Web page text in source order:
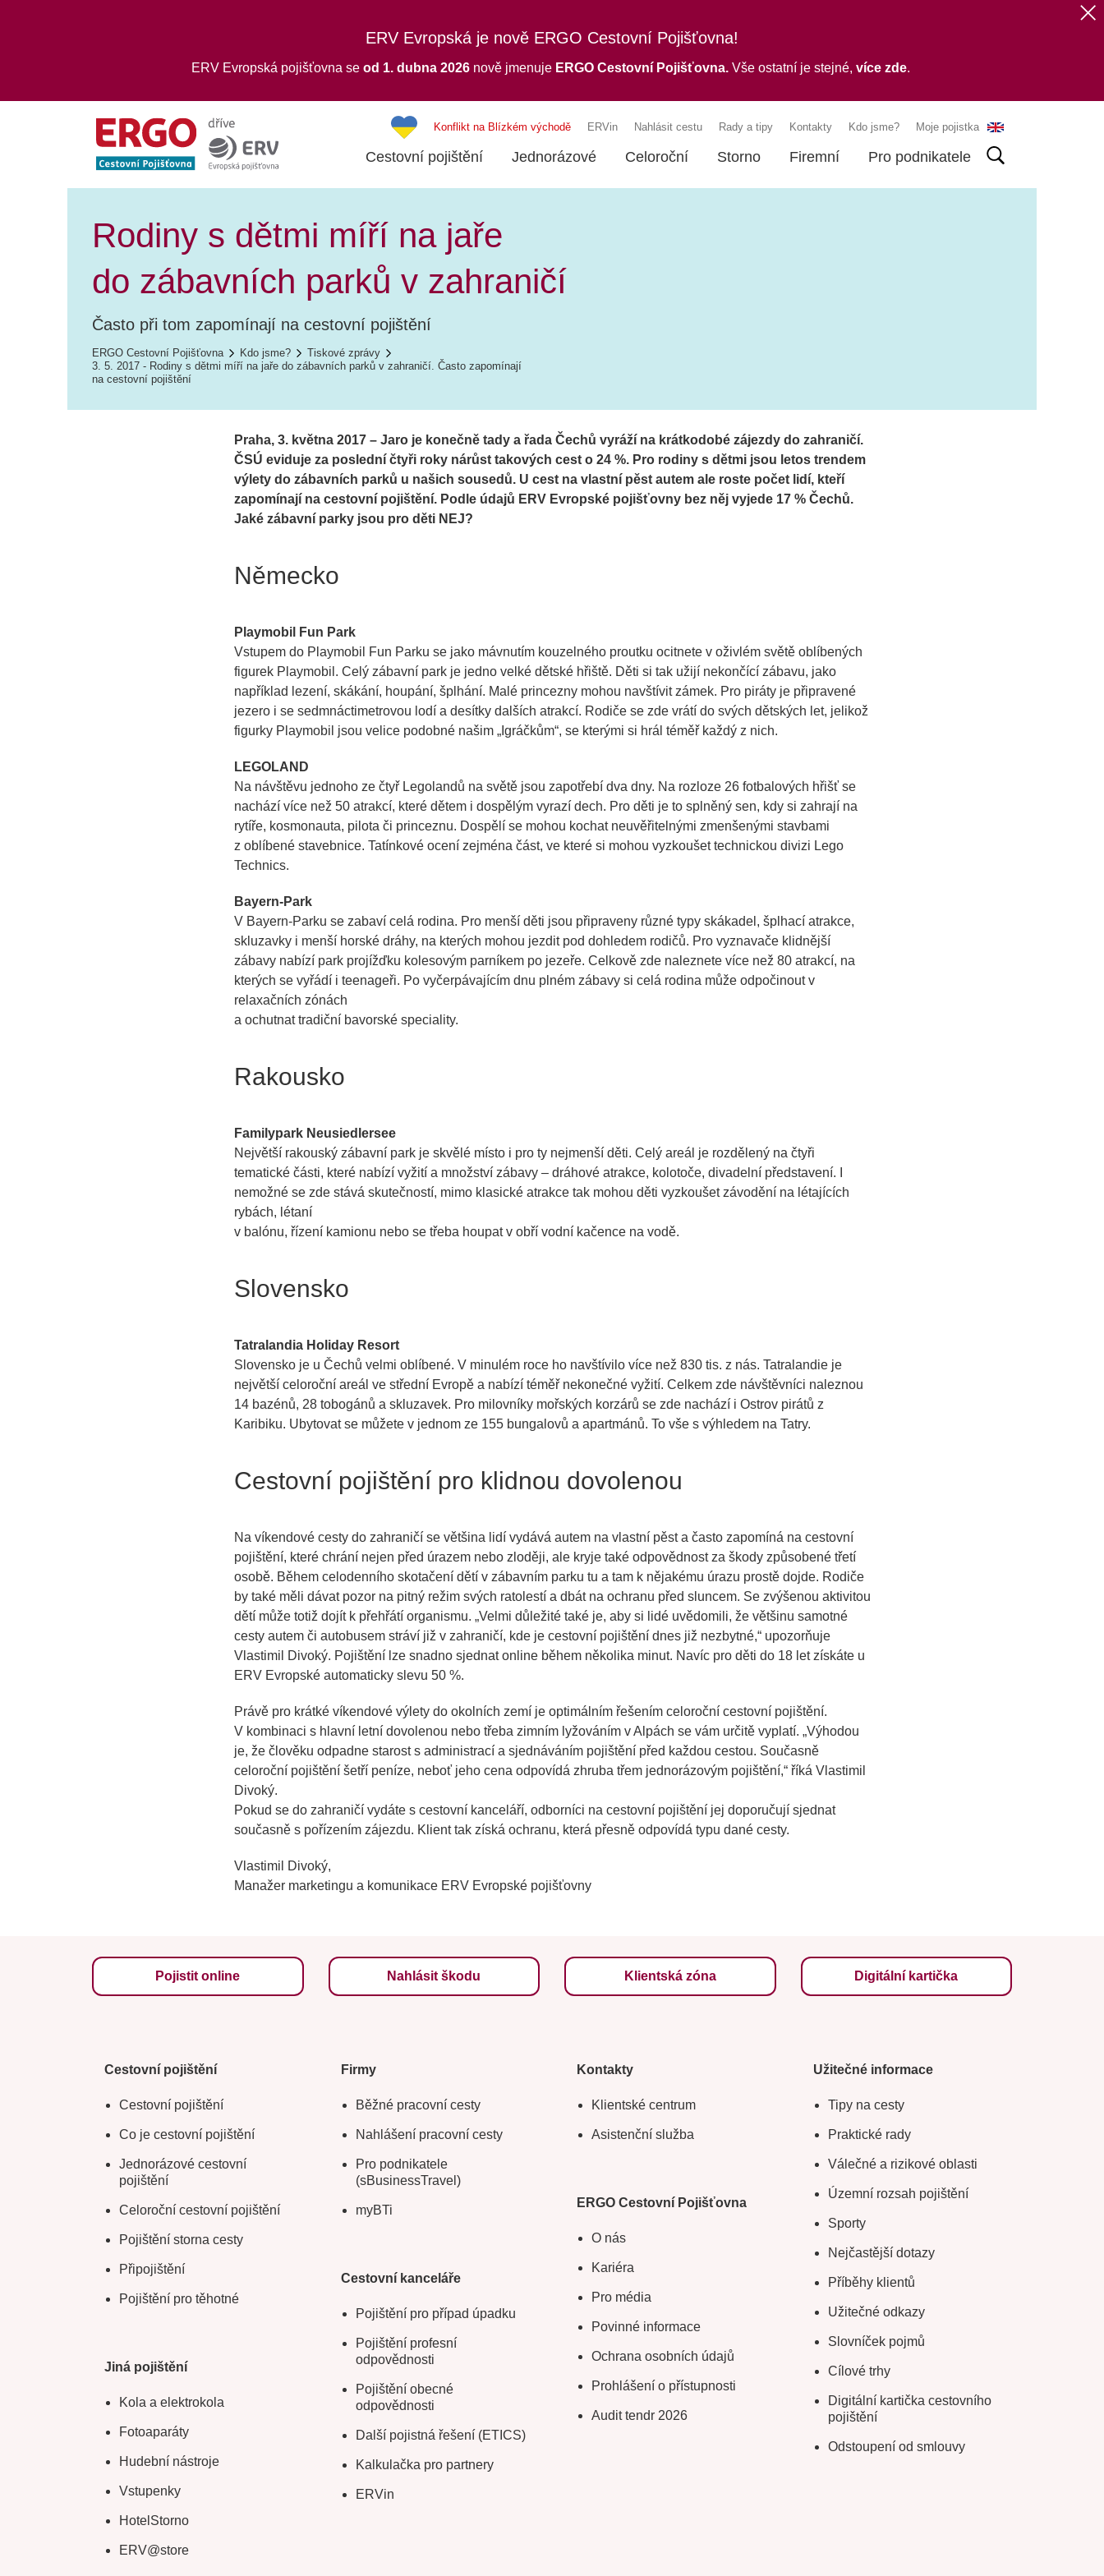
ERV Evropská je nově ERGO Cestovní Pojišťovna!
ERV Evropská pojišťovna se od 1. dubna 2026 nově jmenuje ERGO Cestovní Pojišťovna.Vše ostatní je stejné, více zde.
Konflikt na Blízkém východě ERVin Nahlásit cestu Rady a tipy Kontakty Kdo jsme? Moje pojistka
Cestovní pojištění Jednorázové Celoroční Storno Firemní Pro podnikatele
Rodiny s dětmi míří na jaře
do zábavních parků v zahraničí
Často při tom zapomínají na cestovní pojištění
ERGO Cestovní Pojišťovna Kdo jsme?
Tiskové zprávy
3. 5. 2017 - Rodiny s dětmi míří na jaře do zábavních parků v zahraničí. Často zapomínají
na cestovní pojištění
Praha, 3. května 2017 – Jaro je konečně tady a řada Čechů vyráží na krátkodobé zájezdy do zahraničí.
ČSÚ eviduje za poslední čtyři roky nárůst takových cest o 24 %. Pro rodiny s dětmi jsou letos trendem
výlety do zábavních parků u našich sousedů. U cest na vlastní pěst autem ale roste počet lidí, kteří
zapomínají na cestovní pojištění. Podle údajů ERV Evropské pojišťovny bez něj vyjede 17 % Čechů.
Jaké zábavní parky jsou pro děti NEJ?
Německo
Playmobil Fun Park
Vstupem do Playmobil Fun Parku se jako mávnutím kouzelného proutku ocitnete v oživlém světě oblíbených
figurek Playmobil. Celý zábavní park je jedno velké dětské hřiště. Děti si tak užijí nekončící zábavu, jako
například lezení, skákání, houpání, šplhání. Malé princezny mohou navštívit zámek. Pro piráty je připravené
jezero i se sedmnáctimetrovou lodí a desítky dalších atrakcí. Rodiče se zde vrátí do svých dětských let, jelikož
figurky Playmobil jsou velice podobné našim „Igráčkům“, se kterými si hrál téměř každý z nich.
LEGOLAND
Na návštěvu jednoho ze čtyř Legolandů na světě jsou zapotřebí dva dny. Na rozloze 26 fotbalových hřišť se
nachází více než 50 atrakcí, které dětem i dospělým vyrazí dech. Pro děti je to splněný sen, kdy si zahrají na
rytíře, kosmonauta, pilota či princeznu. Dospělí se mohou kochat neuvěřitelnými zmenšenými stavbami
z oblíbené stavebnice. Tatínkové ocení zejména část, ve které si mohou vyzkoušet technickou divizi Lego
Technics.
Bayern-Park
V Bayern-Parku se zabaví celá rodina. Pro menší děti jsou připraveny různé typy skákadel, šplhací atrakce,
skluzavky i menší horské dráhy, na kterých mohou jezdit pod dohledem rodičů. Pro vyznavače klidnější
zábavy nabízí park projížďku kolesovým parníkem po jezeře. Celkově zde naleznete více než 80 atrakcí, na
kterých se vyřádí i teenageři. Po vyčerpávajícím dnu plném zábavy si celá rodina může odpočinout v
relaxačních zónách
a ochutnat tradiční bavorské speciality.
Rakousko
Familypark Neusiedlersee
Největší rakouský zábavní park je skvělé místo i pro ty nejmenší děti. Celý areál je rozdělený na čtyři
tematické části, které nabízí vyžití a množství zábavy – dráhové atrakce, kolotoče, divadelní představení. I
nemožné se zde stává skutečností, mimo klasické atrakce tak mohou děti vyzkoušet závodění na létajících
rybách, létaní
v balónu, řízení kamionu nebo se třeba houpat v obří vodní kačence na vodě.
Slovensko
Tatralandia Holiday Resort
Slovensko je u Čechů velmi oblíbené. V minulém roce ho navštívilo více než 830 tis. z nás. Tatralandie je
největší celoroční areál ve střední Evropě a nabízí téměř nekonečné vyžití. Celkem zde návštěvníci naleznou
14 bazénů, 28 tobogánů a skluzavek. Pro milovníky mořských korzárů se zde nachází i Ostrov pirátů z
Karibiku. Ubytovat se můžete v jednom ze 155 bungalovů a apartmánů. To vše s výhledem na Tatry.
Cestovní pojištění pro klidnou dovolenou
Na víkendové cesty do zahraničí se většina lidí vydává autem na vlastní pěst a často zapomíná na cestovní
pojištění, které chrání nejen před úrazem nebo zloději, ale kryje také odpovědnost za škody způsobené třetí
osobě. Během celodenního skotačení dětí v zábavním parku tu a tam k nějakému úrazu prostě dojde. Rodiče
by také měli dávat pozor na pitný režim svých ratolestí a dbát na ochranu před sluncem. Se zvýšenou aktivitou
dětí může totiž dojít k přehřátí organismu. „Velmi důležité také je, aby si lidé uvědomili, že většinu samotné
cesty autem či autobusem stráví již v zahraničí, kde je cestovní pojištění dnes již nezbytné,“upozorňuje
Vlastimil Divoký. Pojištění lze snadno sjednat online během několika minut. Navíc pro děti do 18 let získáte u
ERV Evropské automaticky slevu 50 %.
Právě pro krátké víkendové výlety do okolních zemí je optimálním řešením celoroční cestovní pojištění.
V kombinaci s hlavní letní dovolenou nebo třeba zimním lyžováním v Alpách se vám určitě vyplatí. „Výhodou
je, že člověku odpadne starost s administrací a sjednáváním pojištění před každou cestou. Současně
celoroční pojištění šetří peníze, neboť jeho cena odpovídá zhruba třem jednorázovým pojištění,“říká Vlastimil
Divoký.
Pokud se do zahraničí vydáte s cestovní kanceláří, odborníci na cestovní pojištění jej doporučují sjednat
současně s pořízením zájezdu. Klient tak získá ochranu, která přesně odpovídá typu dané cesty.
Vlastimil Divoký,
Manažer marketingu a komunikace ERV Evropské pojišťovny
Pojistit online Nahlásit škodu Klientská zóna Digitální kartička
Cestovní pojištění
Cestovní pojištění
Co je cestovní pojištění
Jednorázové cestovní
pojištění
Celoroční cestovní pojištění
Pojištění storna cesty
Připojištění
Pojištění pro těhotné
Jiná pojištění
Kola a elektrokola
Fotoaparáty
Hudební nástroje
Vstupenky
HotelStorno
ERV@store
Firmy
Běžné pracovní cesty
Nahlášení pracovní cesty
Pro podnikatele
(sBusinessTravel)
myBTi
Cestovní kanceláře
Pojištění pro případ úpadku
Pojištění profesní
odpovědnosti
Pojištění obecné
odpovědnosti
Další pojistná řešení (ETICS)
Kalkulačka pro partnery
ERVin
Kontakty
Klientské centrum
Asistenční služba
ERGO Cestovní Pojišťovna
O nás
Kariéra
Pro média
Povinné informace
Ochrana osobních údajů
Prohlášení o přístupnosti
Audit tendr 2026
Užitečné informace
Tipy na cesty
Praktické rady
Válečné a rizikové oblasti
Územní rozsah pojištění
Sporty
Nejčastější dotazy
Příběhy klientů
Užitečné odkazy
Slovníček pojmů
Cílové trhy
Digitální kartička cestovního
pojištění
Odstoupení od smlouvy